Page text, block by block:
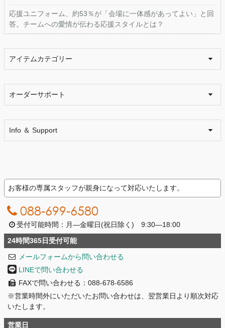
応援ユニフォーム、約53％が「会場に一体感があってよい」と回
答。チームへの愛情が伝わる応援スタイルとは？
アイテムカテゴリー
オーダーサポート
Info ＆ Support
お客様の専属スタッフが親身になって対応いたします。
088-699-6580
受付可能時間：月―金曜日(祝日除く) 9:30―18:00
24時間365日受付可能
メールフォームから問い合わせる
LINEで問い合わせる
FAXで問い合わせる：088-678-6586
※営業時間外にいただいたお問い合わせは、翌営業日より順次対応
いたします。
営業日